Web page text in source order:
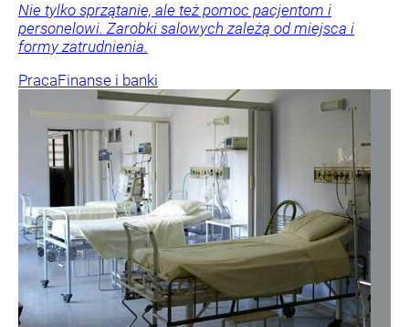
Nie tylko sprzątanie, ale też pomoc pacjentom i
personelowi. Zarobki salowych zależą od miejsca i
formy zatrudnienia.
PracaFinanse i banki